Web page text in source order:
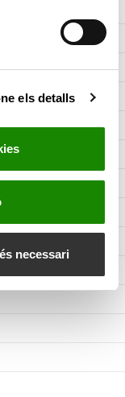
els detalls
necessari